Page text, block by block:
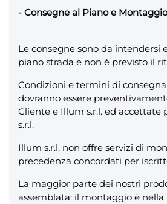
- Consegne al Piano e Montaggio
Le consegne sono da intendersi
piano strada e non è previsto il
Condizioni e termini di
dovranno essere
Cliente e Illum s.r.l. ed accettate
s.r.l.
Illum s.r.l. non offre servizi di
precedenza concordati per
La maggior parte dei nostri
assemblata: il montaggio è